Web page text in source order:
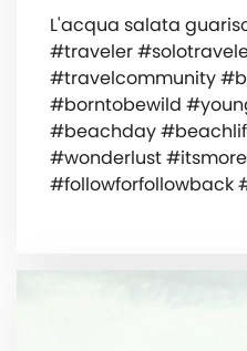
L'acqua salata
#traveler
#travelcommunity
#borntobewild
#beachday
#wonderlust
#followforfollowback